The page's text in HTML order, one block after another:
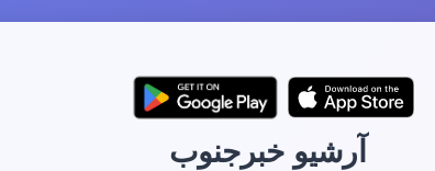
آرشیو خبرجنوب